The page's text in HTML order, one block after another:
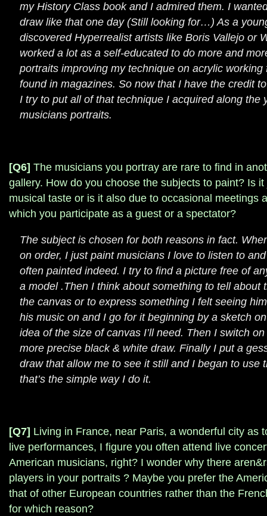
my History Class book and I admired them. I
draw like that one day (Still looking for…) As a
discovered Hyperrealist artists like Boris Vallejo or
worked a lot as a self-educated to do more and
portraits improving my technique on acrylic working
found in magazines. So now that I have the credit
I try to put all of that technique I acquired along the
musicians portraits.
[Q6] The musicians you portray are rare to find in
gallery. How do you choose the subjects to paint? Is
musical taste or is it also due to occasional meetings
which you participate as a guest or a spectator?
The subject is chosen for both reasons in fact.
on order, I just paint musicians I love to listen to
often painted indeed. I try to find a picture free of
a model .Then I think about something to tell about
the canvas or to express something I felt seeing
his music on and I go for it beginning by a sketch
idea of the size of canvas I’ll need. Then I switch
more precise black & white draw. Finally I put a
draw that allow me to see it still and I began to use
that’s the simple way I do it.
[Q7] Living in France, near Paris, a wonderful city as
live performances, I figure you often attend live
American musicians, right? I wonder why there
players in your portraits ? Maybe you prefer the
that of other European countries rather than the
for which reason?